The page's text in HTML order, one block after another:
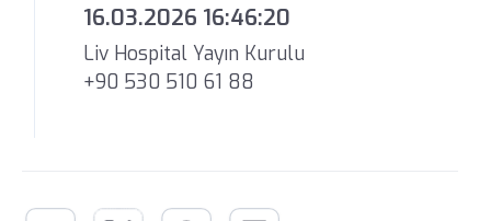
16.03.2026 16:46:20
Liv Hospital Yayın Kurulu
+90 530 510 61 88